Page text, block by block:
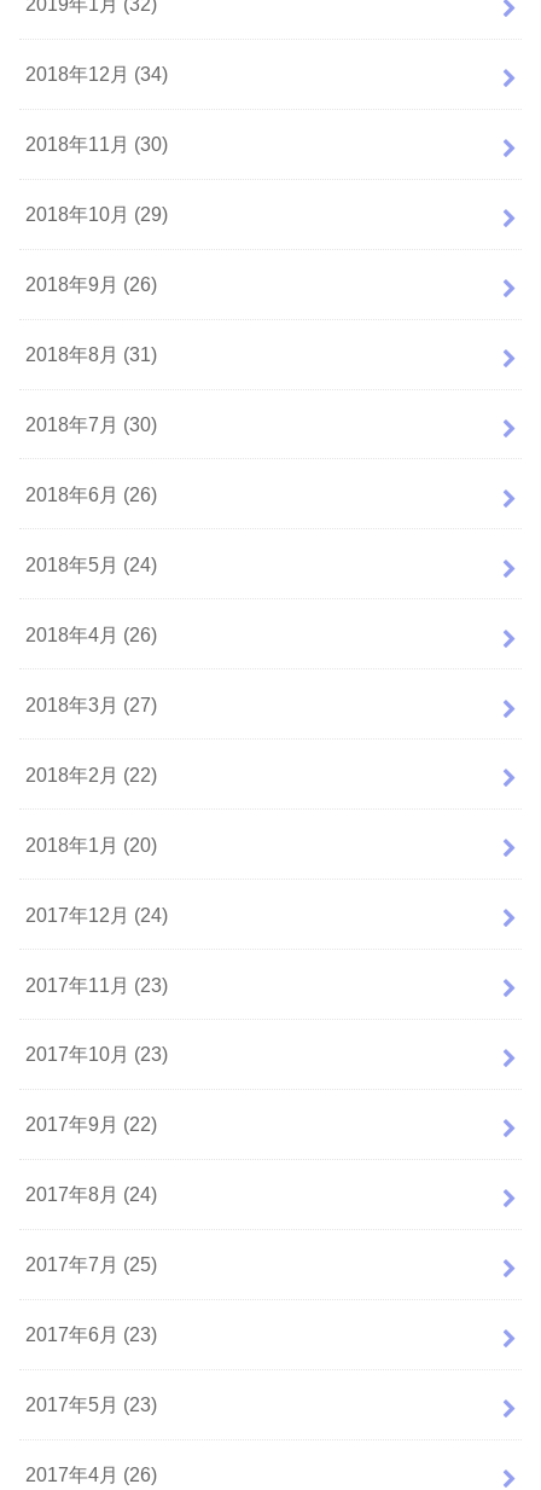
2018年12月 (34)
2018年11月 (30)
2018年10月 (29)
2018年9月 (26)
2018年8月 (31)
2018年7月 (30)
2018年6月 (26)
2018年5月 (24)
2018年4月 (26)
2018年3月 (27)
2018年2月 (22)
2018年1月 (20)
2017年12月 (24)
2017年11月 (23)
2017年10月 (23)
2017年9月 (22)
2017年8月 (24)
2017年7月 (25)
2017年6月 (23)
2017年5月 (23)
2017年4月 (26)